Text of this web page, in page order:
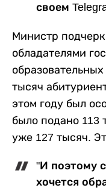
своем
Министр
обладателями
тысяч
этом году был
было подано 113
уже 127 тысяч.
"И поэтому
хочется